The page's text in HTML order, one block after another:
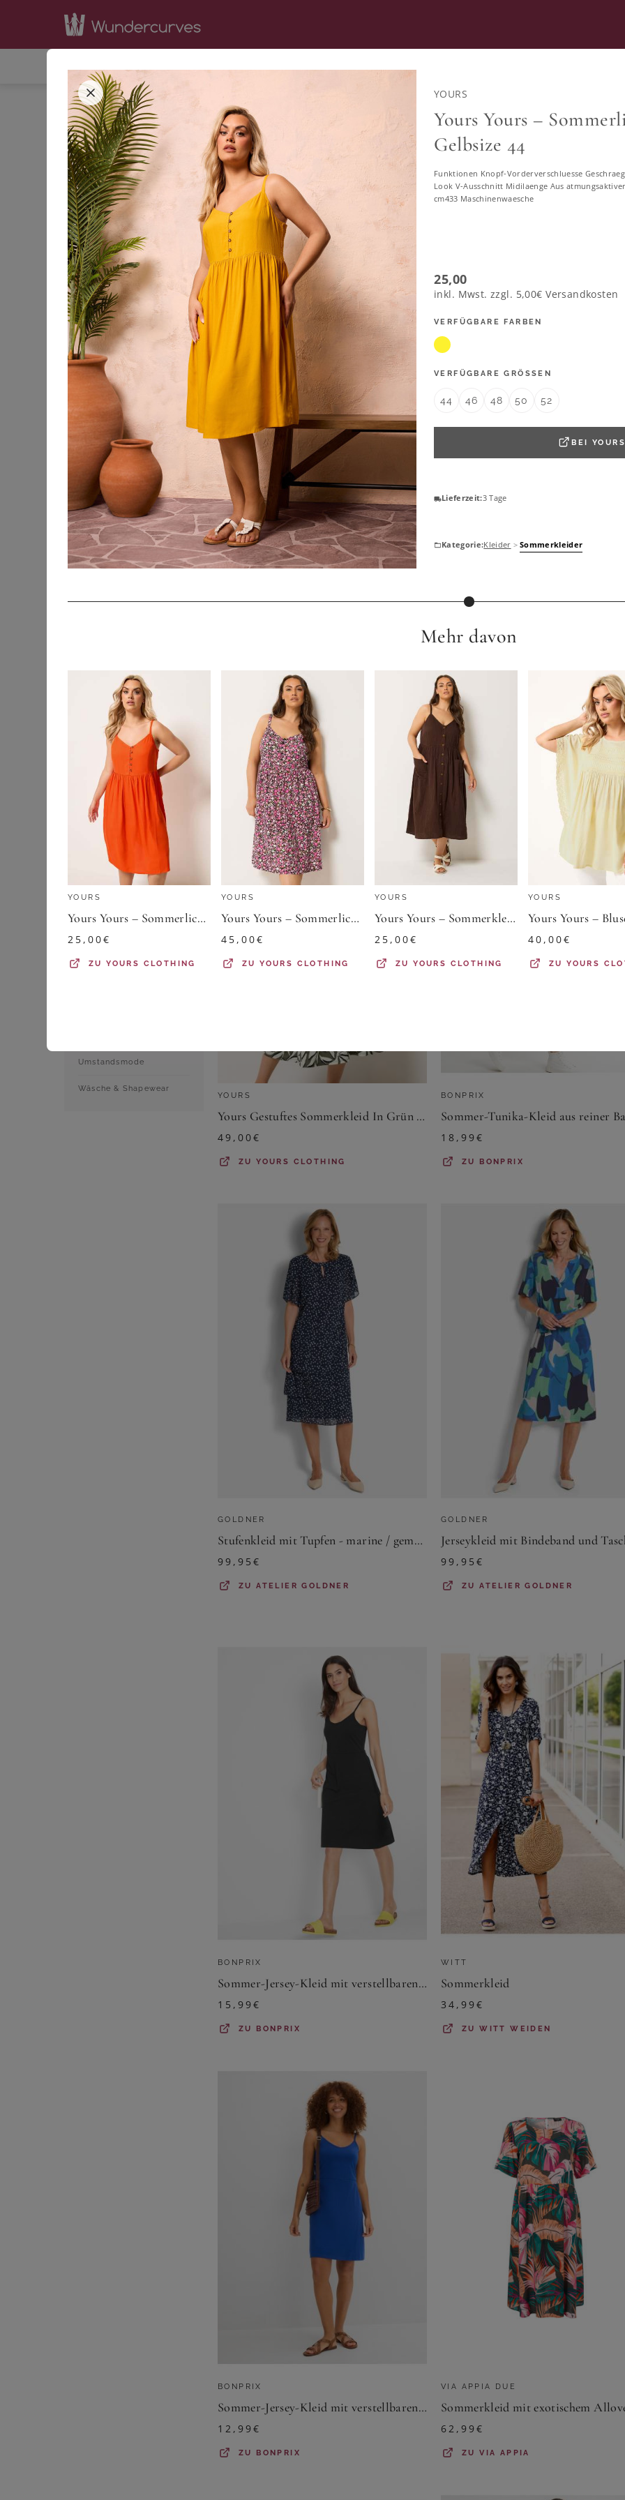
STARTSEITE BEKLEIDUNG
Sommerkleider in großen
585 ERGEBNISSE
GRÖSSE 42 44
KATEGORIEN
Accessoires
Bademode &
Strandkleidung
Beauty
Blusen & Tuniken
Fanmerchandise
Hosen
Jacken & Mäntel
Jeans
Kleider
Jeanskleider
Maxikleider
Midikleider
Sommerkleider
Strick- &
Jerseykleider
Wickelkleider
Outdoorbekleidung
Pullover & Strick
Röcke
Umstandsmode
Wäsche & Shapewear
SORTIERUNG
Sommerkleid
€
ZU SHEEGO
SHEEGO
Tunikakleid
69,99
ZU
YOURS
Yours Gestuftes Sommerkleid In Grün Mit Blättern Size 48
49,00€
ZUYOURS CLOTHING
BONPRIX
18,99€
ZU BONPRIX
GOLDNER
Stufenkleid mit Tupfen - marine / gemustert - Gr. 19 von Goldner Fashion
99,95€
ZUATELIER GOLDNER
GOLDNER
99,95€
ZUATELIER GOLDNER
BONPRIX
Sommer-Jersey-Kleid mit verstellbaren Trägern
15,99€
ZU BONPRIX
WITT
Sommerkleid
34,99€
ZUWITT WEIDEN
BONPRIX
Sommer-Jersey-Kleid mit verstellbaren Trägern
12,99€
ZU BONPRIX
VIA APPIA DUE
62,99€
ZUVIA APPIA
YOURS
Yours Yours –
Gelbsize 44
Funktionen Knopf-Vorderverschluesse
Look V-Ausschnitt Midilaenge Aus
cm433 Maschinenwaesche
25,00
inkl. Mwst. zzgl. 5,00€ Versandkosten
VERFÜGBARE FARBEN
VERFÜGBARE GRÖSSEN
44 46 48 50 52
BEI
Lieferzeit:3 Tage
Kategorie:Kleider > Sommerkleider
Mehr davon
YOURS
Yours Yours – Sommerliches Miditrägerkleid In Orangesize 50-52
25,00€
ZUYOURS CLOTHING
YOURS
Yours Yours – Sommerliches Miditrägerkleid In Rosa Mit Blümchenmustersize 50-52
45,00€
ZUYOURS CLOTHING
YOURS
Yours Yours – Sommerkleid In Schokobraun Aus Mulltuchsize 42
25,00€
ZUYOURS CLOTHING
YOURS
40,00€
ZUYOURS